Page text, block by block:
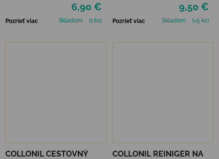
6,90 €
Pozrieť viac Skladom (1 ks)
9,50 €
Pozrieť viac Skladom (>5 ks)
COLLONIL CESTOVNÝ
COLLONIL REINIGER NA